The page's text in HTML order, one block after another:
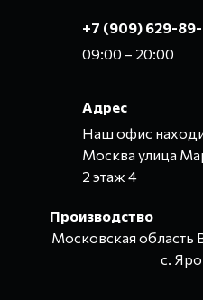
+7 (909) 629-
09:00 – 20:00
Адрес
Наш офис
Москва улица
2 этаж 4
Производство
Московская область
с.